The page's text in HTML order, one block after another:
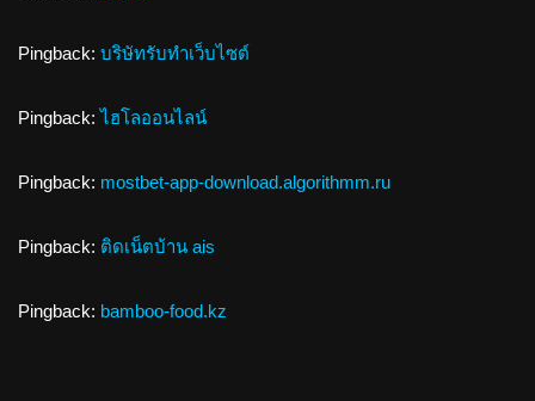
Pingback: บริษัทรับทำเว็บไซต์
Pingback:ไฮโลออนไลน์
Pingback: mostbet-app-download.algorithmm.ru
Pingback: ติดเน็ตบ้าน ais
Pingback: bamboo-food.kz